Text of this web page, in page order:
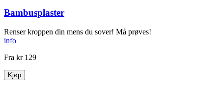
Bambusplaster
Renser kroppen din mens du sover! Må prøves!
info
Fra kr 129
Kjøp